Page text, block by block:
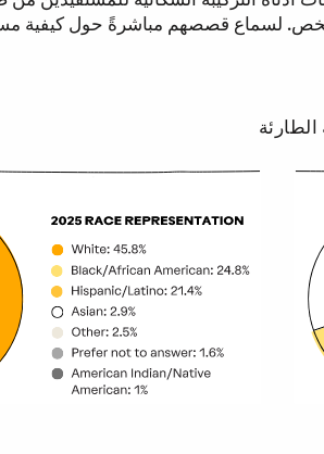
لسماع قصصهم مباشرةً حول كيفية
الطارئة